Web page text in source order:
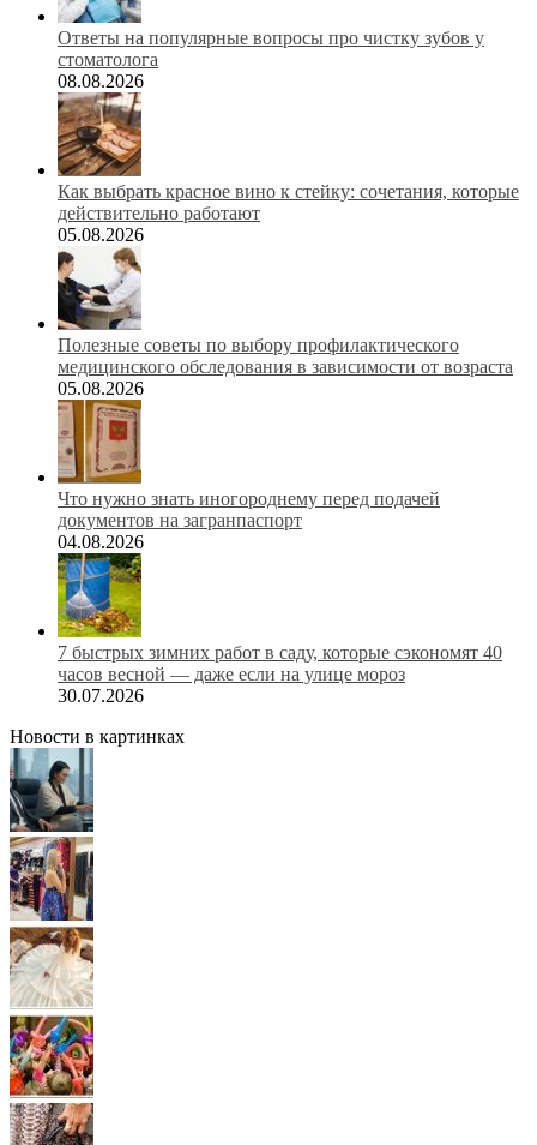
Ответы на популярные вопросы про чистку зубов у
стоматолога
08.08.2026
Как выбрать красное вино к стейку: сочетания, которые
действительно работают
05.08.2026
Полезные советы по выбору профилактического
медицинского обследования в зависимости от возраста
05.08.2026
Что нужно знать иногороднему перед подачей
документов на загранпаспорт
04.08.2026
7 быстрых зимних работ в саду, которые сэкономят 40
часов весной — даже если на улице мороз
30.07.2026
Новости в картинках